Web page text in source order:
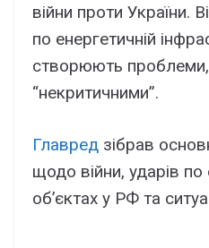
війни проти України.
по енергетичній
створюють проблеми,
“некритичними”.
Главред зібрав
щодо війни, ударів по
об’єктах у РФ та